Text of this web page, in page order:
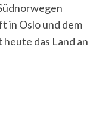
in Oslo und dem
das Land an